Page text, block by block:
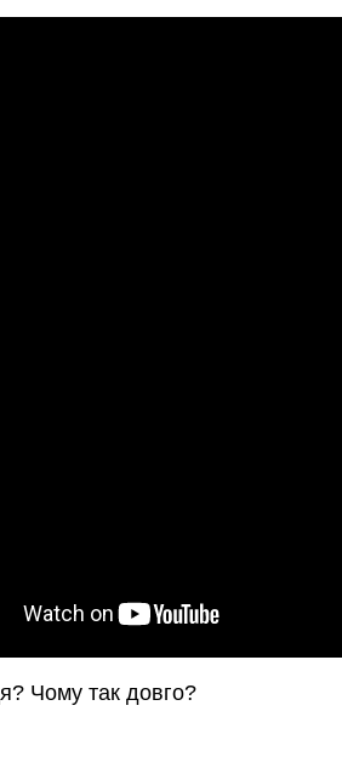
Чому так довго?